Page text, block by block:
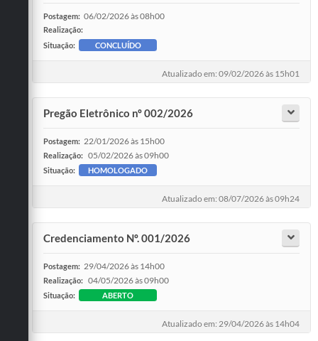
Postagem: 06/02/2026 às 08h00
Realização:
Situação:
CONCLUÍDO
Atualizado em: 09/02/2026 às 15h01
Pregão Eletrônico nº 002/2026
Postagem: 22/01/2026 às 15h00
Realização: 05/02/2026 às 09h00
Situação: HOMOLOGADO
Atualizado em: 08/07/2026 às 09h24
Credenciamento Nº. 001/2026
Postagem: 29/04/2026 às 14h00
Realização: 04/05/2026 às 09h00
Situação: ABERTO
Atualizado em: 29/04/2026 às 14h04